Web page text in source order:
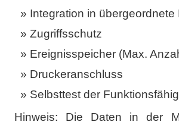
Integration in
Zugriffsschutz
Ereignisspeicher (Max.
Druckeranschluss
Selbsttest der
Hinweis: Die Daten in der